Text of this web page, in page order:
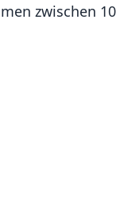
zwischen 10